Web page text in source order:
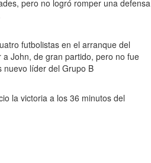
pero no logró romper una defensa
futbolistas en el arranque del
John, de gran partido, pero no fue
nuevo líder del Grupo B
la victoria a los 36 minutos del